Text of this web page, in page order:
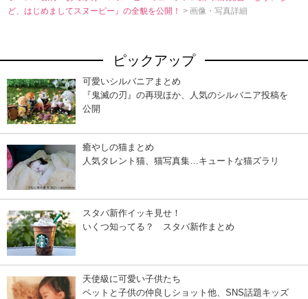
ど、はじめましてスヌーピー』の全貌を公開！> 画像・写真詳細
ピックアップ
可愛いシルバニアまとめ
『鬼滅の刃』の再現ほか、人気のシルバニア投稿を
公開
癒やしの猫まとめ
人気タレント猫、猫写真集…キュートな猫ズラリ
スタバ新作イッキ見せ！
いくつ知ってる？ スタバ新作まとめ
天使級に可愛い子供たち
ペットと子供の仲良しショット他、SNS話題キッズ